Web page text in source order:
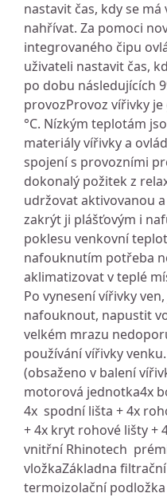
nastavit čas, kdy se
nahřívat. Za pomoci
integrovaného čipu
uživateli nastavit čas,
po dobu následujících
provozProvoz vířivky
°C. Nízkým teplotám
materiály vířivky a
spojení s provozními
dokonalý požitek z
udržovat aktivovanou
zakrýt ji plášťovým i
poklesu venkovní
nafouknutím potřeba
aklimatizovat v teplé
Po vynesení vířivky
nafouknout, napustit
velkém mrazu
používání vířivky
(obsaženo v balení
motorová jednotka4x
4x spodní lišta + 4x
+ 4x kryt rohové lišty +
vnitřní Rhinotech
vložkaZákladna
termoizolační podložka